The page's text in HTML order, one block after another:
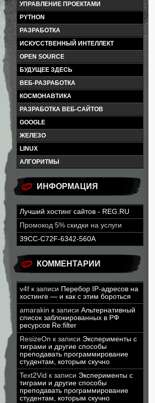
УПРАВЛЕНИЕ ПРОЕКТАМИ
PYTHON
РАЗРАБОТКА
ИСКУССТВЕННЫЙ ИНТЕЛЛЕКТ
OPEN SOURCE
БУДУЩЕЕ ЗДЕСЬ
ВЕБ-РАЗРАБОТКА
КОСМОНАВТИКА
РАЗРАБОТКА ВЕБ-САЙТОВ
GOOGLE
ЖЕЛЕЗО
LINUX
АЛГОРИТМЫ
ИНФОРМАЦИЯ
Лучший хостинг сайтов - REG.RU
Промокод 5% скидки на услуги
39CC-C72F-6342-560A
КОММЕНТАРИИ
v4f к записи Перебор IP-адресов на
хостинге — и как с этим бороться
amarakin к записи Альтернативный
список заблокированных в РФ
ресурсов Re:filter
ResizeOn к записи Эксперименты с
тиграми и другие способы
преподавать программирование
студентам, которым скучно
Text2Vid к записи Эксперименты с
тиграми и другие способы
преподавать программирование
студентам, которым скучно